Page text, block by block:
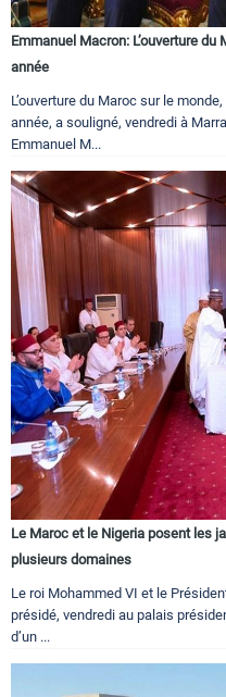
Emmanuel Macron: L’ouverture
année
L’ouverture du Maroc sur le
année, a souligné, vendredi à
Emmanuel M...
Le Maroc et le Nigeria posent les
plusieurs domaines
Le roi Mohammed VI et le
présidé, vendredi au palais
d’un ...